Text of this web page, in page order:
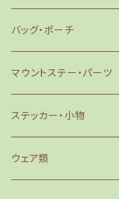
バッグ・ポーチ
マウントステー・パーツ
ステッカー・小物
ウェア類